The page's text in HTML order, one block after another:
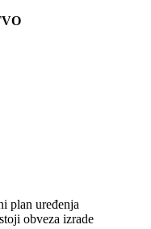
plan uređenja
obveza izrade